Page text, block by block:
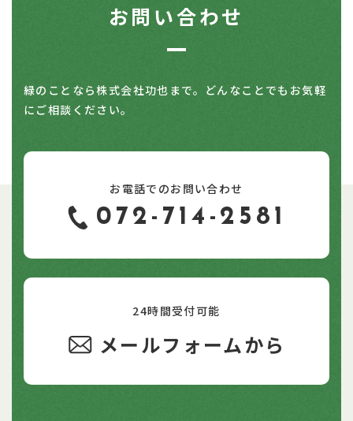
お問い合わせ
緑のことなら株式会社功也まで。どんなことでもお気軽
にご相談ください。
お電話でのお問い合わせ
072-714-2581
24時間受付可能
メールフォームから